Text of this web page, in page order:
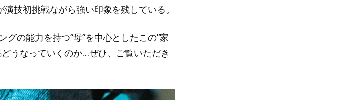
技初挑戦ながら強い印象を残している。
の能力を持つ”母”を中心としたこの”家
うなっていくのか…ぜひ、ご覧いただき